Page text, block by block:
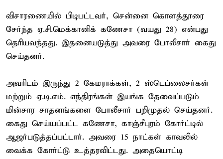
விசாரணையில் பிடிபட்டவர், சென்னை கொளத்தூரை
சேர்ந்த ஏ.சி.மெக்கானிக் கணேசா (வயது 28) என்பது
தெரியவந்தது. இதனையடுத்து அவரை போலீசார் கைது
செய்தனர்.
அவரிடம் இருந்து 2 கேமராக்கள், 2 ஸ்டெப்லைசர்கள்
மற்றும் ஏ.டி.எம். எந்திரங்கள் இயங்க தேவைப்படும்
மின்சார சாதனங்களை போலீசார் பறிமுதல் செய்தனர்.
கைது செய்யப்பட்ட கணேசா, காஞ்சீபுரம் கோர்ட்டில்
ஆஜர்படுத்தப்பட்டார். அவரை 15 நாட்கள் காவலில்
வைக்க கோர்ட்டு உத்தரவிட்டது. அதையொட்டி